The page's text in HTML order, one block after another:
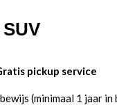
pickup service
(minimaal 1 jaar in